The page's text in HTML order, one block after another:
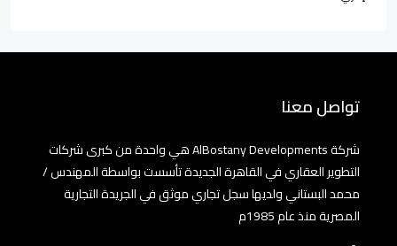
تواصل معنا
شركة AlBostany Developments هي واحدة من كبرى شركات
التطوير العقاري في القاهرة الجديدة تأسست بواسطة المهندس /
محمد البستاني ولديها سجل تجاري موثق في الجريدة التجارية
المصرية منذ عام 1985م